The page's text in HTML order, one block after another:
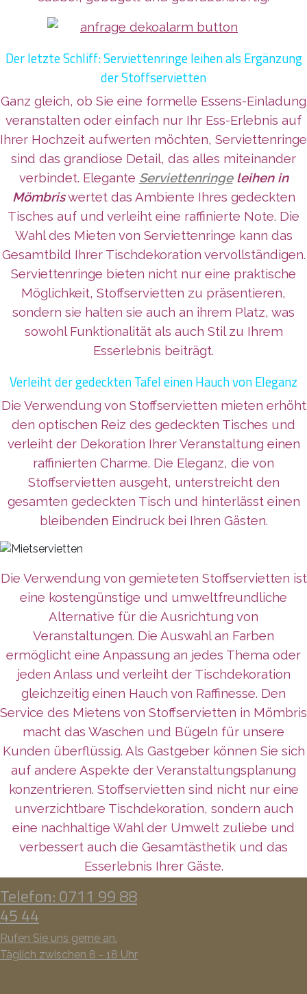
Der letzte Schliff: Serviettenringe leihen als Ergänzung
der Stoffservietten
Ganz gleich, ob Sie eine formelle Essens-Einladung
veranstalten oder einfach nur Ihr Ess-Erlebnis auf
Ihrer Hochzeit aufwerten möchten, Serviettenringe
sind das grandiose Detail, das alles miteinander
verbindet. Elegante Serviettenringeleihen in
Mömbriswertet das Ambiente Ihres gedeckten
Tisches auf und verleiht eine raffinierte Note. Die
Wahl des Mieten von Serviettenringe kann das
Gesamtbild Ihrer Tischdekoration vervollständigen.
Serviettenringe bieten nicht nur eine praktische
Möglichkeit, Stoffservietten zu präsentieren,
sondern sie halten sie auch an ihrem Platz, was
sowohl Funktionalität als auch Stil zu Ihrem
Esserlebnis beiträgt.
Verleiht der gedeckten Tafel einen Hauch von Eleganz
Die Verwendung von Stoffservietten mieten erhöht
den optischen Reiz des gedeckten Tisches und
verleiht der Dekoration Ihrer Veranstaltung einen
raffinierten Charme. Die Eleganz, die von
Stoffservietten ausgeht, unterstreicht den
gesamten gedeckten Tisch und hinterlässt einen
bleibenden Eindruck bei Ihren Gästen.
Die Verwendung von gemieteten Stoffservietten ist
eine kostengünstige und umweltfreundliche
Alternative für die Ausrichtung von
Veranstaltungen. Die Auswahl an Farben
ermöglicht eine Anpassung an jedes Thema oder
jeden Anlass und verleiht der Tischdekoration
gleichzeitig einen Hauch von Raffinesse. Den
Service des Mietens von Stoffservietten in Mömbris
macht das Waschen und Bügeln für unsere
Kunden überflüssig. Als Gastgeber können Sie sich
auf andere Aspekte der Veranstaltungsplanung
konzentrieren. Stoffservietten sind nicht nur eine
unverzichtbare Tischdekoration, sondern auch
eine nachhaltige Wahl der Umwelt zuliebe und
verbessert auch die Gesamtästhetik und das
Esserlebnis Ihrer Gäste.
Telefon: 0711 99 88
45 44
Rufen Sie uns gerne an.
Täglich zwischen 8 - 18 Uhr